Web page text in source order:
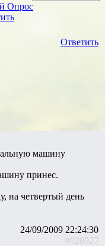
Опрос
Ответить
машину
принес.
на четвертый день
24/09/2009 22:24:30
#920927